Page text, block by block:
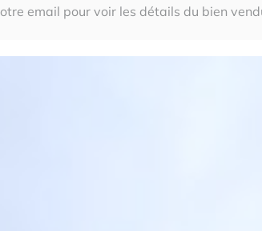
email pour voir les détails du bien